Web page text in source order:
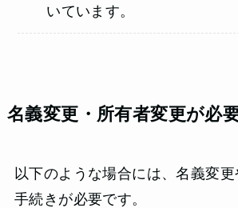
いています。
名義変更・所有者変更が必
以下のような場合には、名義変
手続きが必要です。